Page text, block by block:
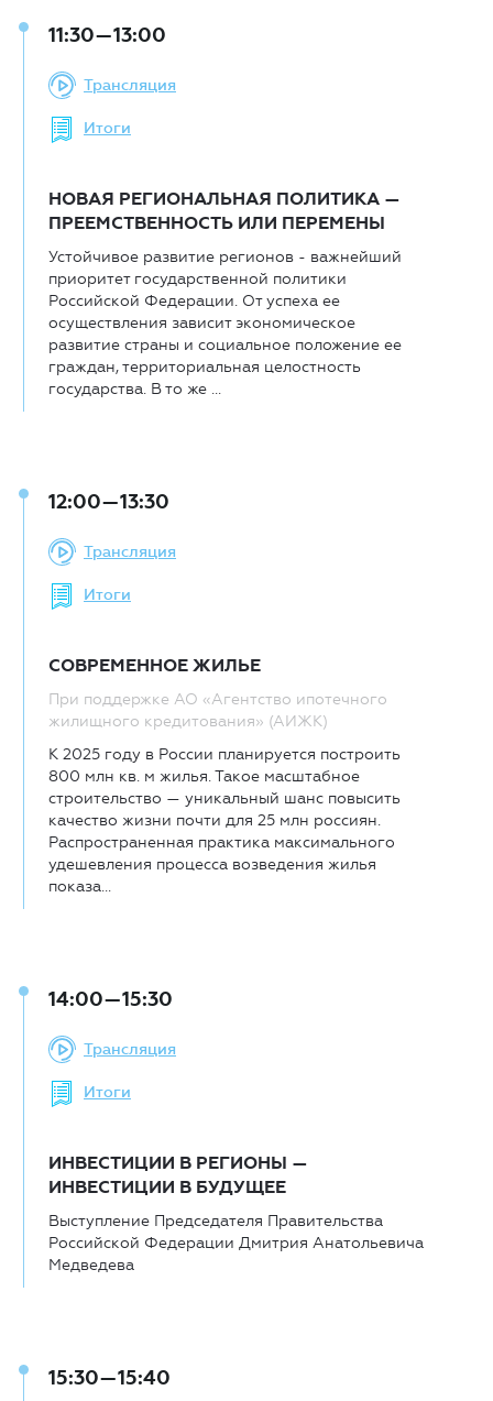
11:30—13:00
Трансляция
Итоги
НОВАЯ РЕГИОНАЛЬНАЯ ПОЛИТИКА —
ПРЕЕМСТВЕННОСТЬ ИЛИ ПЕРЕМЕНЫ
Устойчивое развитие регионов - важнейший
приоритет государственной политики
Российской Федерации. От успеха ее
осуществления зависит экономическое
развитие страны и социальное положение ее
граждан, территориальная целостность
государства. В то же ...
12:00—13:30
Трансляция
Итоги
СОВРЕМЕННОЕ ЖИЛЬЕ
При поддержке АО «Агентство ипотечного
жилищного кредитования» (АИЖК)
К 2025 году в России планируется построить
800 млн кв. м жилья. Такое масштабное
строительство — уникальный шанс повысить
качество жизни почти для 25 млн россиян.
Распространенная практика максимального
удешевления процесса возведения жилья
показа...
14:00—15:30
Трансляция
Итоги
ИНВЕСТИЦИИ В РЕГИОНЫ —
ИНВЕСТИЦИИ В БУДУЩЕЕ
Выступление Председателя Правительства
Российской Федерации Дмитрия Анатольевича
Медведева
15:30—15:40